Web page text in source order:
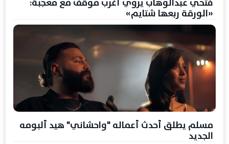
«الورقة ربعها شتايم»
مسلم يطلق أحدث أعماله "واحشاني" هيد ألبومه
الجديد